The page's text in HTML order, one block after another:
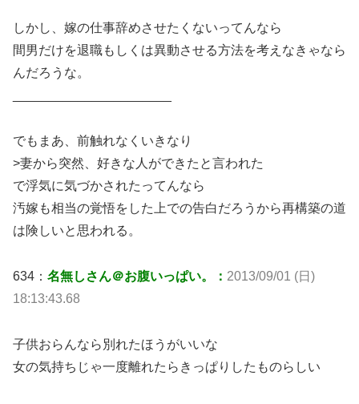
しかし、嫁の仕事辞めさせたくないってんなら
間男だけを退職もしくは異動させる方法を考えなきゃなら
んだろうな。
でもまあ、前触れなくいきなり
>妻から突然、好きな人ができたと言われた
で浮気に気づかされたってんなら
汚嫁も相当の覚悟をした上での告白だろうから再構築の道
は険しいと思われる。
634： 名無しさん＠お腹いっぱい。： 2013/09/01 (日)
18:13:43.68
子供おらんなら別れたほうがいいな
女の気持ちじゃ一度離れたらきっぱりしたものらしい